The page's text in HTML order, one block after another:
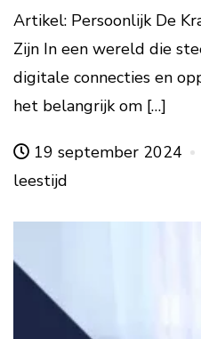
Artikel: Persoonlijk De
Zijn In een wereld die
digitale connecties en
het belangrijk om […]
19 september 2024
leestijd